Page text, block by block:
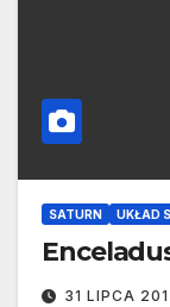
SATURN UKŁAD
31 LIPCA